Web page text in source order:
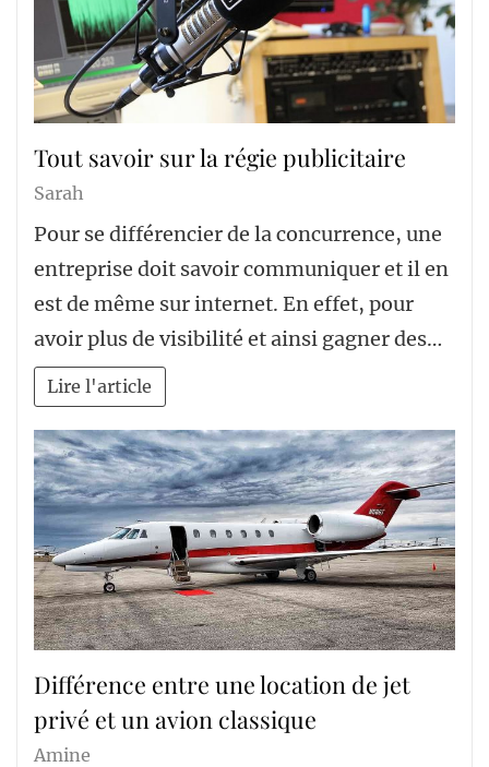
Tout savoir sur la régie publicitaire
Sarah
Pour se différencier de la concurrence, une
entreprise doit savoir communiquer et il en
est de même sur internet. En effet, pour
avoir plus de visibilité et ainsi gagner des…
Lire l'article
Différence entre une location de jet
privé et un avion classique
Amine